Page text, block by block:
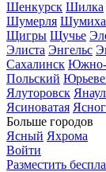
Шенкурск Шилка
Шумерля Шумиха
Щигры Щучье
Элиста Энгельс
Сахалинск Южно-
Польский
Ялуторовск Янаул
Ясиноватая
Больше городов
Ясный Яхрома
Войти
Разместить